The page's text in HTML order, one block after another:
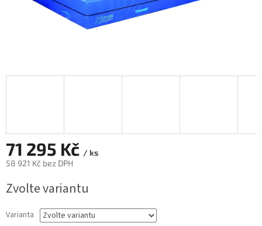
71 295 Kč / ks
58 921 Kč bez DPH
cena:
Zvolte variantu
Varianta